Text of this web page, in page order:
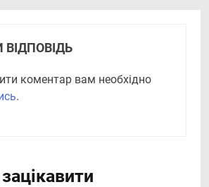
коментар вам необхідно
.